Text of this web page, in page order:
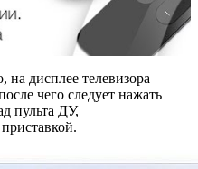
дисплее телевизора
чего следует нажать
пульта ДУ,